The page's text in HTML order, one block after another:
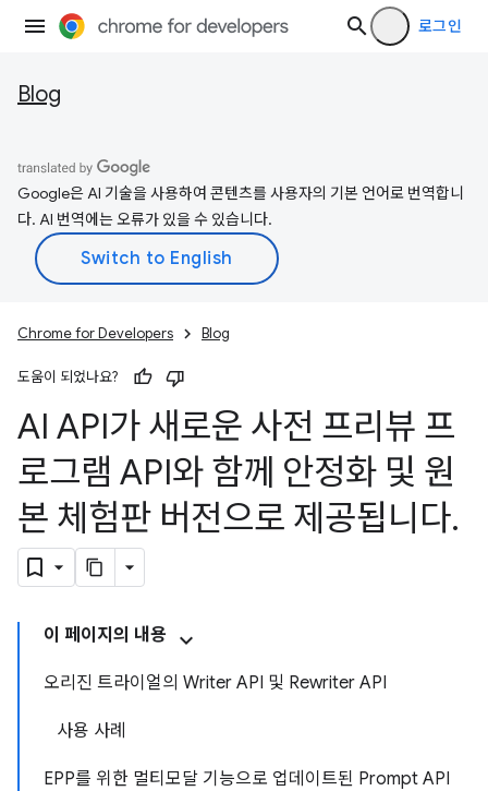
로그인
Blog
Google은 AI 기술을 사용하여 콘텐츠를 사용자의 기본 언어로 번역합니
다. AI 번역에는 오류가 있을 수 있습니다.
Chrome for Developers Blog
도움이 되었나요?
AI API가 새로운 사전 프리뷰 프
로그램 API와 함께 안정화 및 원
본 체험판 버전으로 제공됩니다.
이 페이지의 내용
오리진 트라이얼의 Writer API 및 Rewriter API
사용 사례
EPP를 위한 멀티모달 기능으로 업데이트된 Prompt API